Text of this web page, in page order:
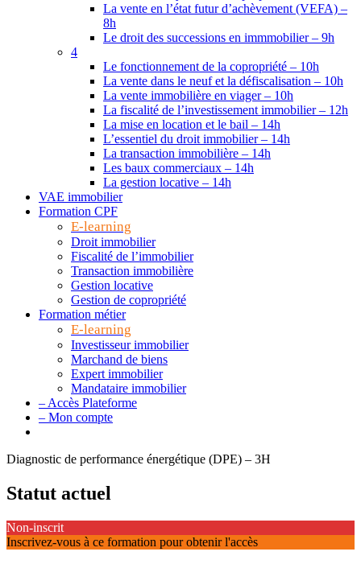
La vente en l’état futur d’achèvement (VEFA) –
8h
Le droit des successions en immmobilier – 9h
4
Le fonctionnement de la copropriété – 10h
La vente dans le neuf et la défiscalisation – 10h
La vente immobilière en viager – 10h
La fiscalité de l’investissement immobilier – 12h
La mise en location et le bail – 14h
L’essentiel du droit immobilier – 14h
La transaction immobilière – 14h
Les baux commerciaux – 14h
La gestion locative – 14h
VAE immobilier
Formation CPF
E-learning
Droit immobilier
Fiscalité de l’immobilier
Transaction immobilière
Gestion locative
Gestion de copropriété
Formation métier
E-learning
Investisseur immobilier
Marchand de biens
Expert immobilier
Mandataire immobilier
– Accès Plateforme
– Mon compte
Diagnostic de performance énergétique (DPE) – 3H
Statut actuel
Non-inscrit
Inscrivez-vous à ce formation pour obtenir l'accès